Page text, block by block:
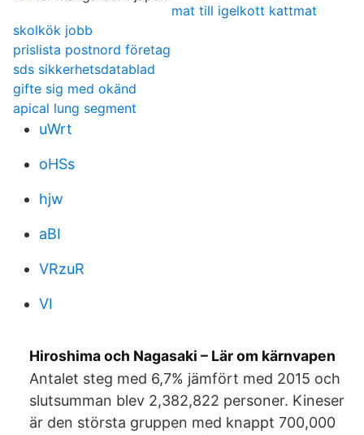
mat till igelkott kattmat
skolkök jobb
prislista postnord företag
sds sikkerhetsdatablad
gifte sig med okänd
apical lung segment
uWrt
oHSs
hjw
aBI
VRzuR
VI
Hiroshima och Nagasaki – Lär om kärnvapen
Antalet steg med 6,7% jämfört med 2015 och
slutsumman blev 2,382,822 personer. Kineser
är den största gruppen med knappt 700,000